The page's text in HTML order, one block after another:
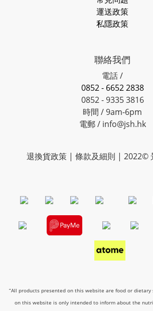
運送政策
私隱政策
聯絡我們
電話 /
0852 - 6652 2838
0852 - 9335 3816
時間 / 9am-6pm
電郵 / info@jsh.hk
退換貨政策 | 條款及細則 | 2022©
“All products presented on this website are food or
on this website is only intended to inform about the